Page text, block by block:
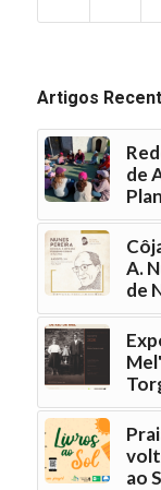
Artigos
de
A.
de
ao